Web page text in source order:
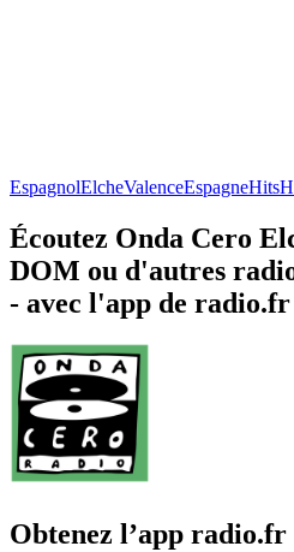
EspagnolElcheValenceEspagneHits
Écoutez Onda Cero
DOM ou d'autres
- avec l'app de radio.fr
Obtenez l’app